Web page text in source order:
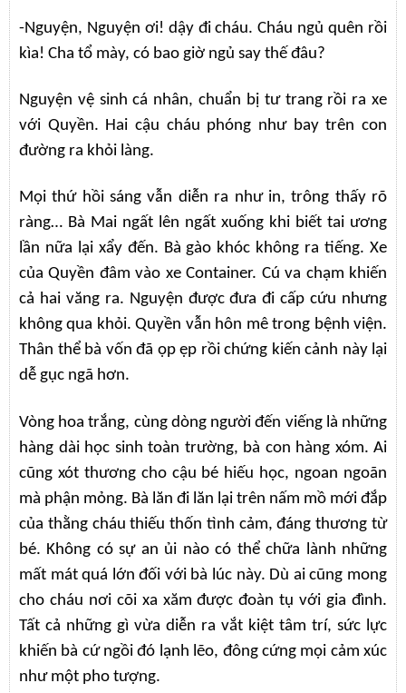
-Nguyện, Nguyện ơi! dậy đi cháu. Cháu ngủ quên rồi
kìa! Cha tổ mày, có bao giờ ngủ say thế đâu?
Nguyện vệ sinh cá nhân, chuẩn bị tư trang rồi ra xe
với Quyền. Hai cậu cháu phóng như bay trên con
đường ra khỏi làng.
Mọi thứ hồi sáng vẫn diễn ra như in, trông thấy rõ
ràng… Bà Mai ngất lên ngất xuống khi biết tai ương
lần nữa lại xẩy đến. Bà gào khóc không ra tiếng. Xe
của Quyền đâm vào xe Container. Cú va chạm khiến
cả hai văng ra. Nguyện được đưa đi cấp cứu nhưng
không qua khỏi. Quyền vẫn hôn mê trong bệnh viện.
Thân thể bà vốn đã ọp ẹp rồi chứng kiến cảnh này lại
dễ gục ngã hơn.
Vòng hoa trắng, cùng dòng người đến viếng là những
hàng dài học sinh toàn trường, bà con hàng xóm. Ai
cũng xót thương cho cậu bé hiếu học, ngoan ngoãn
mà phận mỏng. Bà lăn đi lăn lại trên nấm mồ mới đắp
của thằng cháu thiếu thốn tình cảm, đáng thương từ
bé. Không có sự an ủi nào có thể chữa lành những
mất mát quá lớn đối với bà lúc này. Dù ai cũng mong
cho cháu nơi cõi xa xăm được đoàn tụ với gia đình.
Tất cả những gì vừa diễn ra vắt kiệt tâm trí, sức lực
khiến bà cứ ngồi đó lạnh lẽo, đông cứng mọi cảm xúc
như một pho tượng.